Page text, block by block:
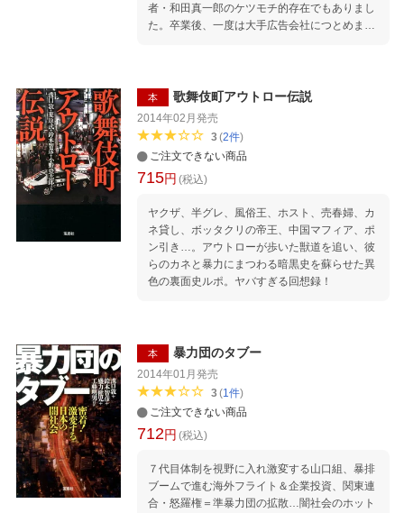
者・和田真一郎のケツモチ的存在でもありまし
た。卒業後、一度は大手広告会社につとめます
リック詐欺、未公開株詐欺、社債詐欺、そして
イラク・ディナール詐欺と、彼が率いるグルー
プの業務は、“詐欺のデパート”といっていいほ
ど多岐にわたっていました。 そんな「帝王」が
「罪滅ぼしの気持ち」もあって、溝口氏に“シノ
ギ”の実態を赤裸々に語ったのです。 詐欺師た
のか？ なぜ被害者が後を絶たないのか？--現代
日本の“闇”を暴く力作です。
本 歌舞伎町アウトロー伝説
2014年02月 発売
3(2件)
ご注文できない商品
715円 (税込)
ヤクザ、半グレ、風俗王、ホスト、売春婦、カ
ネ貸し、ボッタクリの帝王、中国マフィア、ポ
ン引き…。アウトローが歩いた獣道を追い、彼
らのカネと暴力にまつわる暗黒史を蘇らせた異
色の裏面史ルポ。ヤバすぎる回想録！
本 暴力団のタブー
2014年01月 発売
3(1件)
ご注文できない商品
712円 (税込)
７代目体制を視野に入れ激変する山口組、暴排
ブームで進む海外フライト＆企業投資、関東連
合・怒羅権＝準暴力団の拡散…闇社会のホット